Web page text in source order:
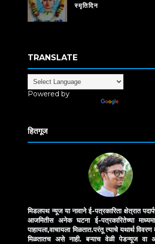
स्मृतिदिन
TRANSLATE
Powered by
हितगूज
मिडलपथ न्यूज या नावाने ई-पत्रकारिता क्षेत्रात
आजमितीस अनेक घटना ई-पत्रकारितेच्या
पाहायला,वाचायला मिळतात.परंतू त्याचे यथार्थ विवरण
मिळतातच असे नाही. बऱ्याच वेळी पेडन्यूज वा